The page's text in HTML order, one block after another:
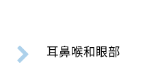
耳鼻喉和眼部